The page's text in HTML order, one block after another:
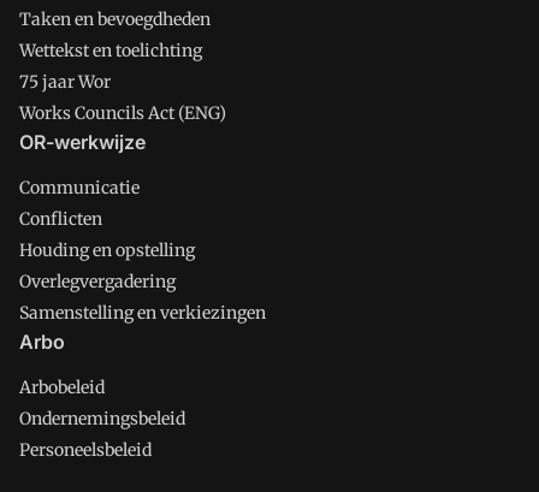
Taken en bevoegdheden
Wettekst en toelichting
75 jaar Wor
Works Councils Act (ENG)
OR-werkwijze
Communicatie
Conflicten
Houding en opstelling
Overlegvergadering
Samenstelling en verkiezingen
Arbo
Arbobeleid
Ondernemingsbeleid
Personeelsbeleid